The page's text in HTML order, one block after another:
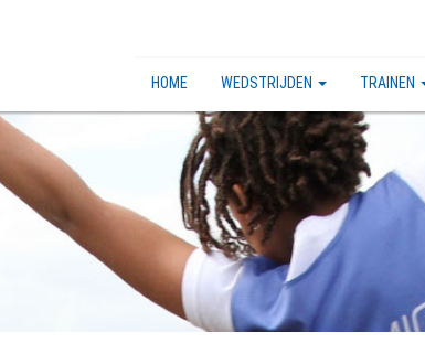
HOME WEDSTRIJDEN TRAINEN